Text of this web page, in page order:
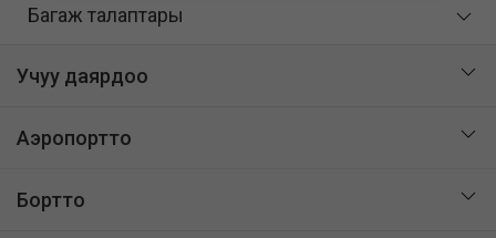
Багаж талаптары
Учуу даярдоо
Аэропортто
Бортто